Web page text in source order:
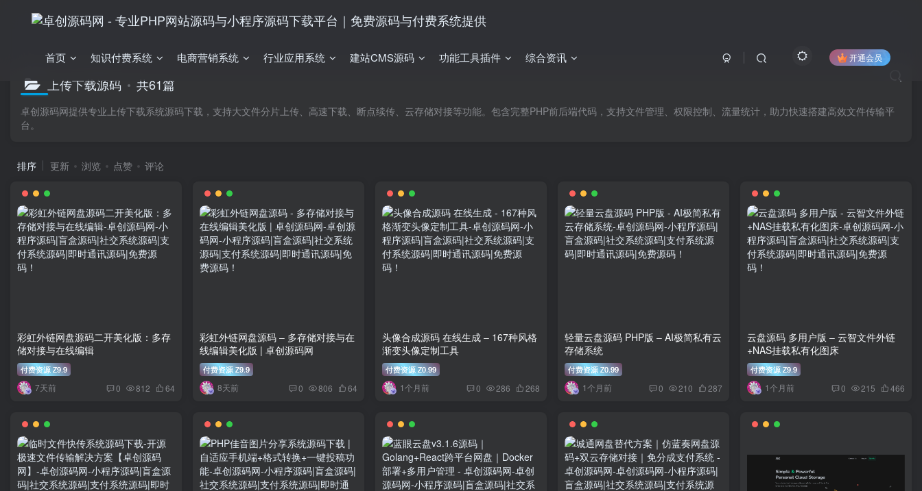
首页 知识付费系统 电商营销系统 行业应用系统 建站CMS源码 功能工具插件 综合资讯 开通会员
上传下载源码 共61篇
卓创源码网提供专业上传下载系统源码下载，支持大文件分片上传、高速下载、断点续传、云存储对接等功能。包含完整PHP前后端代码，支持文件管理、权限控制、流量统计，助力快速搭建高效文件传输平
台。
排序 更新 浏览 点赞 评论
彩虹外链网盘源码二开美化版：多存
储对接与在线编辑
付费资源 Z9.9
7天前 0 812 64
彩虹外链网盘源码 – 多存储对接与在
线编辑美化版 | 卓创源码网
付费资源 Z9.9
8天前 0 806 64
头像合成源码 在线生成 – 167种风格
渐变头像定制工具
付费资源 Z0.99
1个月前 0 286 268
轻量云盘源码 PHP版 – AI极简私有云
存储系统
付费资源 Z0.99
1个月前 0 210 287
云盘源码 多用户版 – 云智文件外链
+NAS挂载私有化图床
付费资源 Z9.9
1个月前 0 215 466